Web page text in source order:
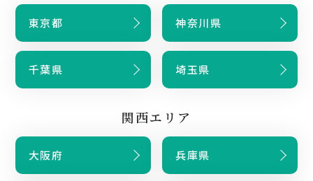
東京都 神奈川県
千葉県 埼玉県
関西エリア
大阪府 兵庫県